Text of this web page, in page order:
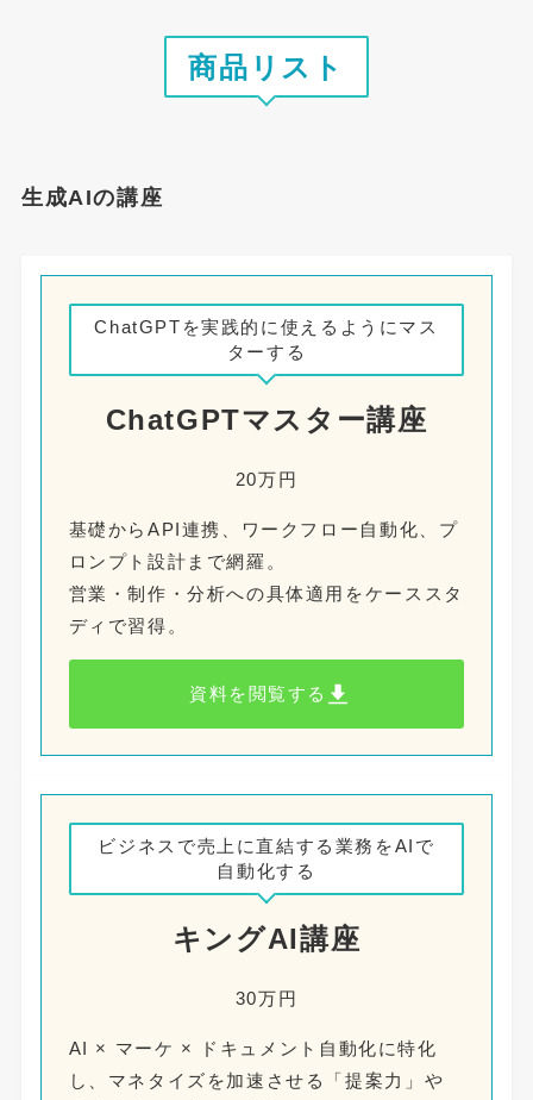
商品リスト
生成AIの講座
ChatGPTを実践的に使えるようにマス
ターする
ChatGPTマスター講座
20万円
基礎からAPI連携、ワークフロー自動化、プ
ロンプト設計まで網羅。
営業・制作・分析への具体適用をケーススタ
ディで習得。
資料を閲覧する
ビジネスで売上に直結する業務をAIで
自動化する
キングAI講座
30万円
AI × マーケ × ドキュメント自動化に特化
し、マネタイズを加速させる「提案力」や